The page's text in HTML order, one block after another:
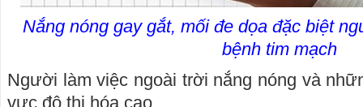
Nắng nóng gay gắt, mối đe dọa đặc biệt
bệnh tim mạch
Người làm việc ngoài trời nắng nóng và
vực đô thị hóa cao.